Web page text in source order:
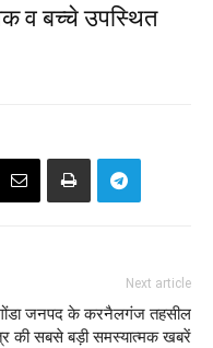
व बच्चे उपस्थित
Next article
जनपद के करनैलगंज तहसील
की सबसे बड़ी समस्यात्मक खबरें